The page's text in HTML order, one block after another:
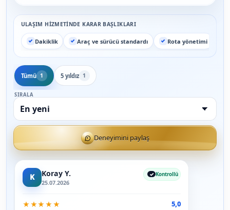
ULAŞIM HIZMETINDE KARAR BAŞLIKLARI
Dakiklik Araç ve sürücü standardı Rota yönetimi
Tümü 1 5 yıldız 1
SIRALA
Deneyimini paylaş
K Koray Y.
25.07.2026
Kontrollü
★★★★★ 5,0